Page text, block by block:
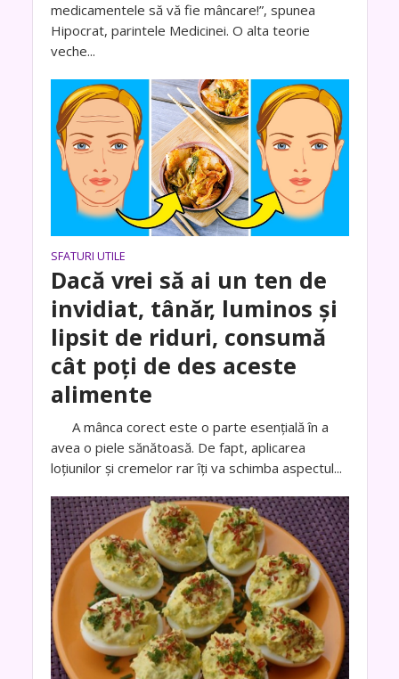
medicamentele să vă fie mâncare!”, spunea
Hipocrat, parintele Medicinei. O alta teorie
veche...
SFATURI UTILE
Dacă vrei să ai un ten de
invidiat, tânăr, luminos și
lipsit de riduri, consumă
cât poți de des aceste
alimente
A mânca corect este o parte esențială în a
avea o piele sănătoasă. De fapt, aplicarea
loțiunilor și cremelor rar îți va schimba aspectul...